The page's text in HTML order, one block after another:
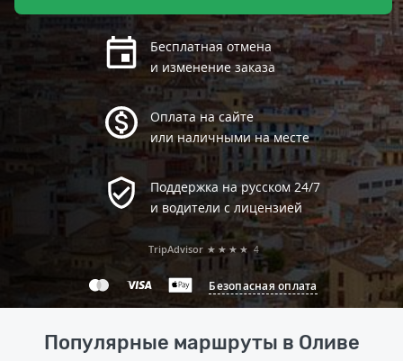
Бесплатная отмена
и изменение заказа
Оплата на сайте
или наличными на месте
Поддержка на русском 24/7
и водители с лицензией
Безопасная оплата
TripAdvisor ★★★★ 4
Популярные маршруты в Оливе